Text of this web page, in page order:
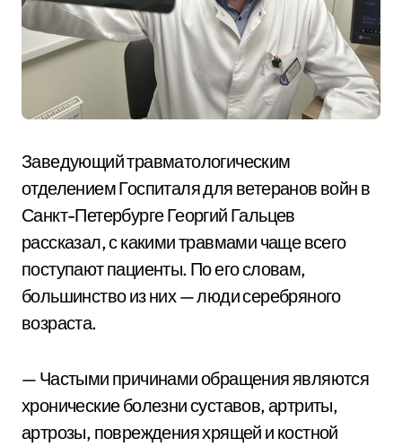
Заведующий травматологическим
отделением Госпиталя для ветеранов войн в
Санкт-Петербурге Георгий Гальцев
рассказал, с какими травмами чаще всего
поступают пациенты. По его словам,
большинство из них — люди серебряного
возраста.
— Частыми причинами обращения являются
хронические болезни суставов, артриты,
артрозы, повреждения хрящей и костной